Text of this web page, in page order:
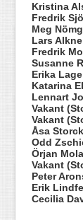
Kristina
Fredrik
Meg
Lars
Fredrik
Susanne
Erika
Katarina
Lennart
Vakant
Vakant
Åsa
Odd
Örjan
Vakant
Peter
Erik
Cecilia